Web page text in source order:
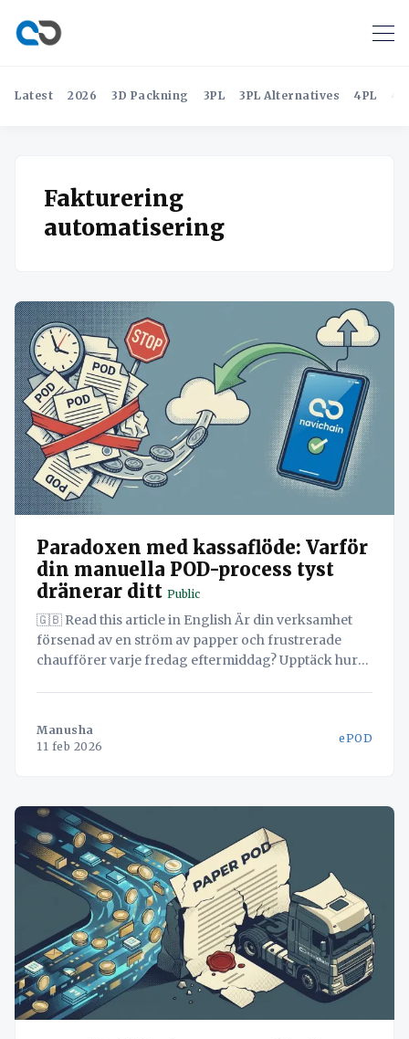
Latest 2026 3D Packning 3PL 3PL Alternatives 4PL
Fakturering
automatisering
Paradoxen med kassaflöde: Varför
din manuella POD-process tyst
dränerar ditt Public
🇬🇧 Read this article in English Är din verksamhet
försenad av en ström av papper och frustrerade
chaufförer varje fredag eftermiddag? Upptäck hur
kassaflöde: Varför din manuella POD-process tyst
Manusha
11 feb 2026
ePOD